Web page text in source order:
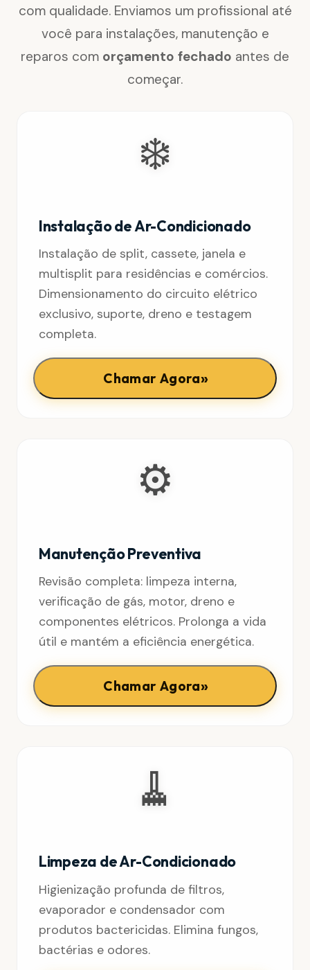
com qualidade. Enviamos um profissional até
você para instalações, manutenção e
reparos com orçamento fechado antes de
começar.
❄️
Instalação de Ar-Condicionado
Instalação de split, cassete, janela e
multisplit para residências e comércios.
Dimensionamento do circuito elétrico
exclusivo, suporte, dreno e testagem
completa.
Chamar Agora»
⚙️
Manutenção Preventiva
Revisão completa: limpeza interna,
verificação de gás, motor, dreno e
componentes elétricos. Prolonga a vida
útil e mantém a eficiência energética.
Chamar Agora»
🧹
Limpeza de Ar-Condicionado
Higienização profunda de filtros,
evaporador e condensador com
produtos bactericidas. Elimina fungos,
bactérias e odores.